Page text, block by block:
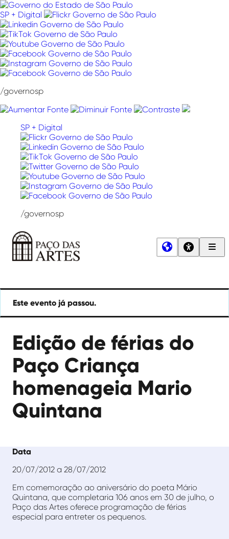
Pular
para
o
conteúdo
SP + Digital
/governosp
SP + Digital
/governosp
Artes
Este evento já passou.
Edição de férias do
Paço Criança
homenageia Mario
Quintana
Data
20/07/2012 a 28/07/2012
Em comemoração ao aniversário do poeta Mário
Quintana, que completaria 106 anos em 30 de julho, o
Paço das Artes oferece programação de férias
especial para entreter os pequenos.